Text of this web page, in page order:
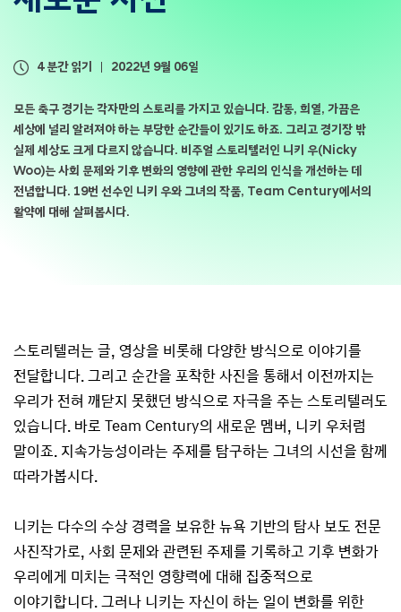
4 분간 읽기 2022년 9월 06일
모든 축구 경기는 각자만의 스토리를 가지고 있습니다. 감동, 희열, 가끔은
세상에 널리 알려져야 하는 부당한 순간들이 있기도 하죠. 그리고 경기장 밖
실제 세상도 크게 다르지 않습니다. 비주얼 스토리텔러인 니키 우(Nicky
Woo)는 사회 문제와 기후 변화의 영향에 관한 우리의 인식을 개선하는 데
전념합니다. 19번 선수인 니키 우와 그녀의 작품, Team Century에서의
활약에 대해 살펴봅시다.
스토리텔러는 글, 영상을 비롯해 다양한 방식으로 이야기를
전달합니다. 그리고 순간을 포착한 사진을 통해서 이전까지는
우리가 전혀 깨닫지 못했던 방식으로 자극을 주는 스토리텔러도
있습니다. 바로 Team Century의 새로운 멤버, 니키 우처럼
말이죠. 지속가능성이라는 주제를 탐구하는 그녀의 시선을 함께
따라가봅시다.
니키는 다수의 수상 경력을 보유한 뉴욕 기반의 탐사 보도 전문
사진작가로, 사회 문제와 관련된 주제를 기록하고 기후 변화가
우리에게 미치는 극적인 영향력에 대해 집중적으로
이야기합니다. 그러나 니키는 자신이 하는 일이 변화를 위한